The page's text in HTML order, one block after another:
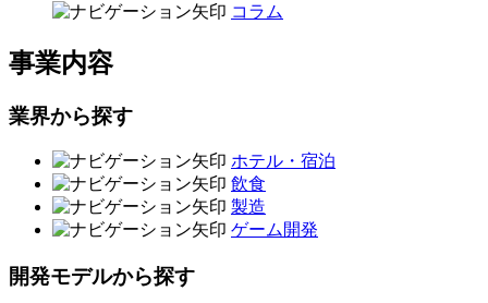
コラム
事業内容
業界から探す
ホテル・宿泊
飲食
製造
ゲーム開発
開発モデルから探す